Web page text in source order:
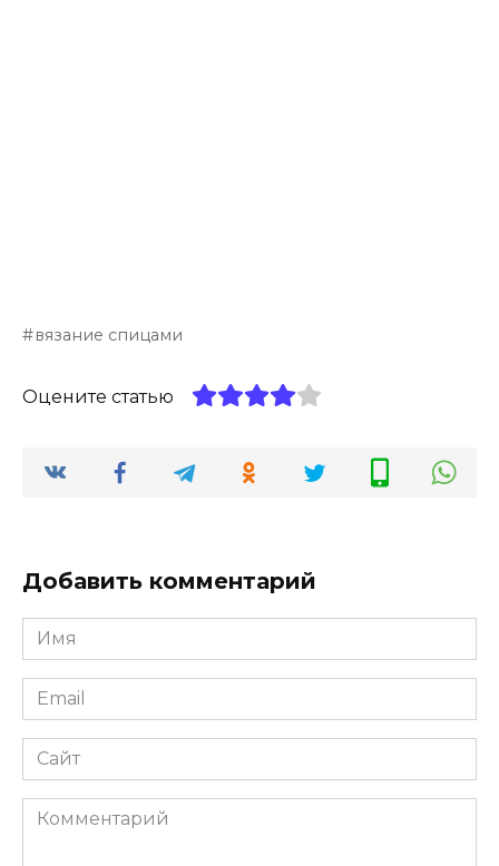
вязание спицами
Оцените статью
Добавить комментарий
Имя
*
Email
*
Сайт
Комментарий